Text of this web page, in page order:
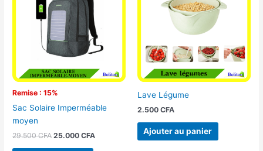
Remise : 15%
Sac Solaire Imperméable
moyen
29.500CFA
29.500 CFA.
25.000CFA
Lave Légume
2.500 CFA
Ajouter au panier